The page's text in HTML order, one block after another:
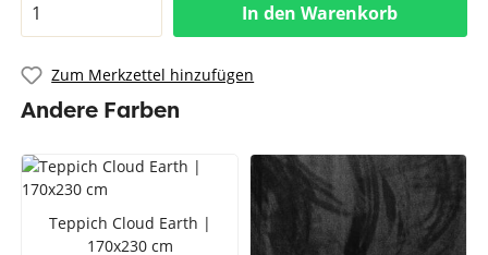
In den Warenkorb
Zum Merkzettel hinzufügen
Andere Farben
Teppich Cloud Earth |
170x230 cm